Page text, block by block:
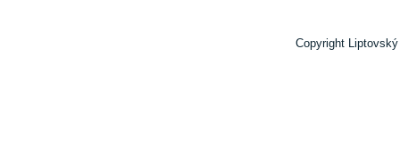
Copyright